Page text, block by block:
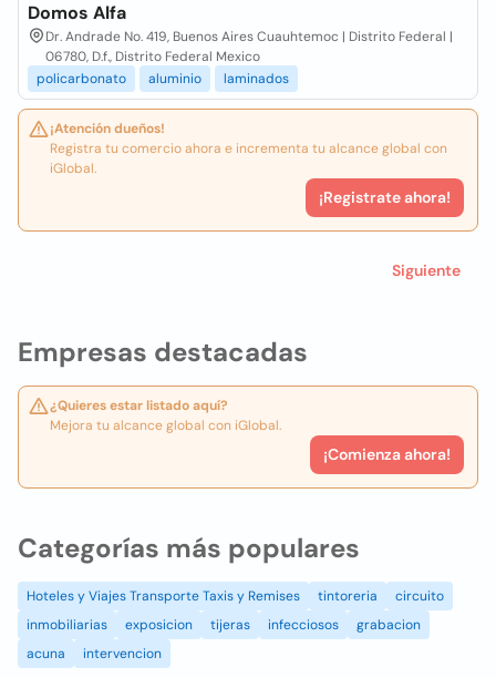
Empresas destacadas
¿Quieres estar listado aquí?
Mejora tu alcance global con iGlobal.
¡Comienza ahora!
Domos Alfa
Dr. Andrade No. 419, Buenos Aires Cuauhtemoc | Distrito Federal |
06780, D.f., Distrito Federal Mexico
policarbonato
aluminio laminados
¡Atención dueños!
Registra tu comercio ahora e incrementa tu alcance global con
iGlobal.
¡Registrate ahora!
Siguiente
Categorías más populares
Hoteles y Viajes Transporte Taxis y Remises tintoreria
circuito
inmobiliarias
exposicion tijeras infecciosos
grabacion
acuna
intervencion